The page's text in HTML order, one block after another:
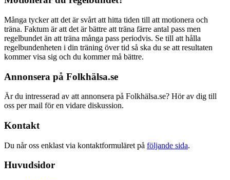
Många tycker att det är svårt att hitta tiden till att motionera och
träna. Faktum är att det är bättre att träna färre antal pass men
regelbundet än att träna många pass periodvis. Se till att hålla
regelbundenheten i din träning över tid så ska du se att resultaten
kommer visa sig och du kommer må bättre.
Annonsera på Folkhälsa.se
Är du intresserad av att annonsera på Folkhälsa.se? Hör av dig till
oss per mail för en vidare diskussion.
Kontakt
Du når oss enklast via kontaktformuläret på följande sida.
Huvudsidor